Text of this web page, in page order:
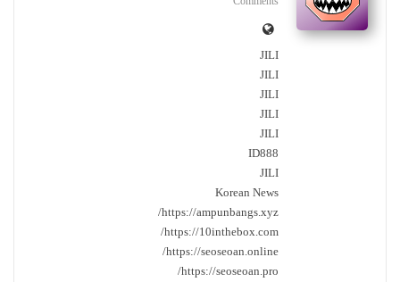
JILI
JILI
JILI
JILI
JILI
ID888
JILI
Korean News
https://ampunbangs.xyz/
https://10inthebox.com/
https://seoseoan.online/
https://seoseoan.pro/